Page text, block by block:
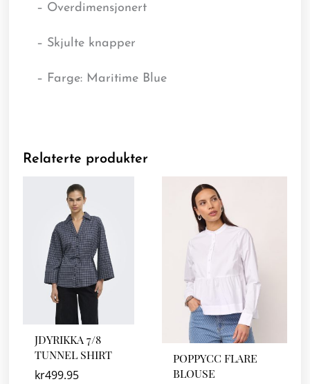
– Overdimensjonert
– Skjulte knapper
– Farge: Maritime Blue
Relaterte produkter
JDYRIKKA 7/8
TUNNEL SHIRT
kr499.95
POPPYCC FLARE
BLOUSE